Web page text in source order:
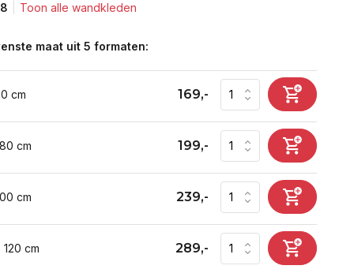
Toon alle wandkleden
maat uit 5 formaten:
cm 169,-
cm 199,-
cm 239,-
cm 289,-